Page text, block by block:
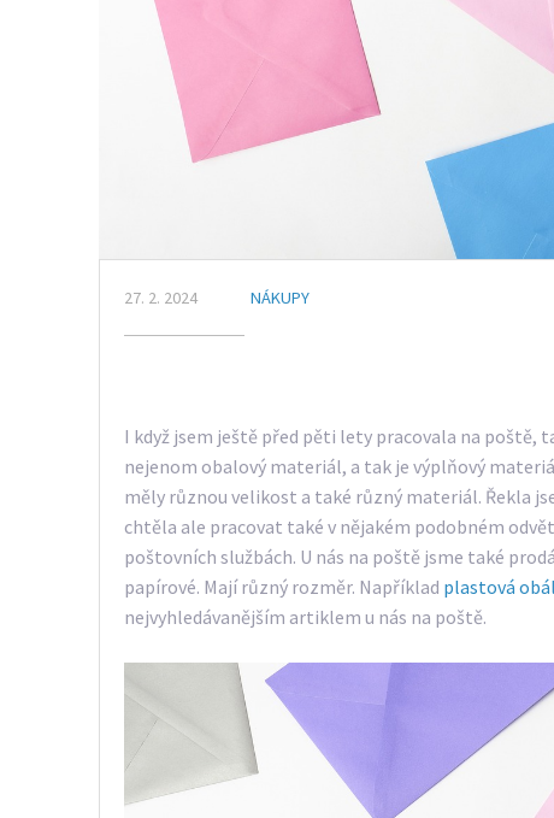
27. 2. 2024 NÁKUPY
I když jsem ještě před pěti lety pracovala na poště,
nejenom obalový materiál, a tak je výplňový
měly různou velikost a také různý materiál. Řekla
chtěla ale pracovat také v nějakém podobném
poštovních službách. U nás na poště jsme také
papírové. Mají různý rozměr. Například plastová
nejvyhledávanějším artiklem u nás na poště.